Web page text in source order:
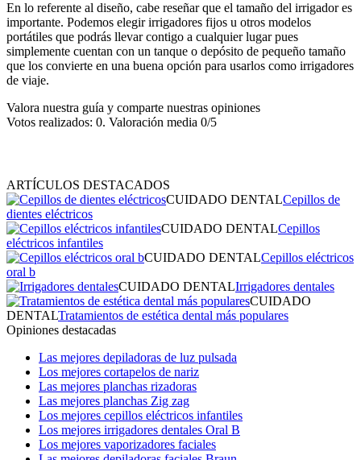
En lo referente al diseño, cabe reseñar que el tamaño del irrigador es
importante. Podemos elegir irrigadores fijos u otros modelos
portátiles que podrás llevar contigo a cualquier lugar pues
simplemente cuentan con un tanque o depósito de pequeño tamaño
que los convierte en una buena opción para usarlos como irrigadores
de viaje.
Valora nuestra guía y comparte nuestras opiniones
Votos realizados: 0. Valoración media 0/5
ARTÍCULOS DESTACADOS
CUIDADO DENTALCepillos de
dientes eléctricos
CUIDADO DENTALCepillos
eléctricos infantiles
CUIDADO DENTALCepillos eléctricos
oral b
CUIDADO DENTALIrrigadores dentales
CUIDADO
DENTALTratamientos de estética dental más populares
Opiniones destacadas
Las mejores depiladoras de luz pulsada
Los mejores cortapelos de nariz
Las mejores planchas rizadoras
Las mejores planchas Zig zag
Los mejores cepillos eléctricos infantiles
Los mejores irrigadores dentales Oral B
Los mejores vaporizadores faciales